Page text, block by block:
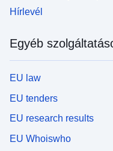
Hírlevél
Egyéb
EU law
EU tenders
EU research results
EU Whoiswho